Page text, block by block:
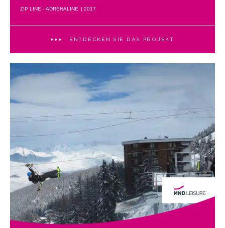
ZIP LINE - ADRENALINE | 2017
ENTDECKEN SIE DAS PROJEKT